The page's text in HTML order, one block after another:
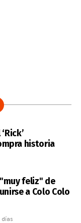
historia
feliz" de
a Colo Colo
días